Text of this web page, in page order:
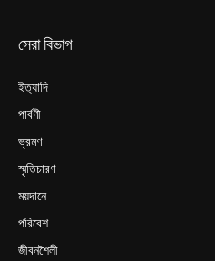
সেরা বিভাগ
ইত্যাদি
পার্বণী
ভ্রমণ
স্মৃতিচারণ
ময়দানে
পরিবেশ
জীবনশৈলী